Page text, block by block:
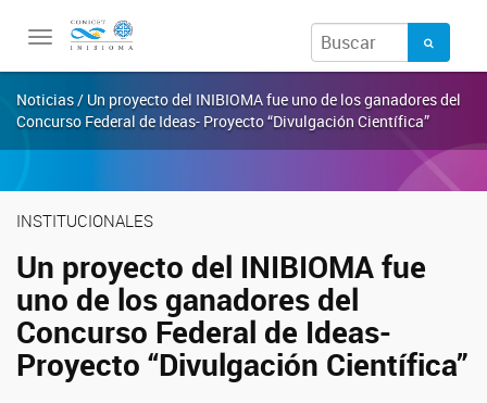
Toggle
Noticias / Un proyecto del INIBIOMA fue uno de los ganadores del
Concurso Federal de Ideas- Proyecto “Divulgación Científica”
INSTITUCIONALES
Un proyecto del INIBIOMA fue
uno de los ganadores del
Concurso Federal de Ideas-
Proyecto “Divulgación Científica”